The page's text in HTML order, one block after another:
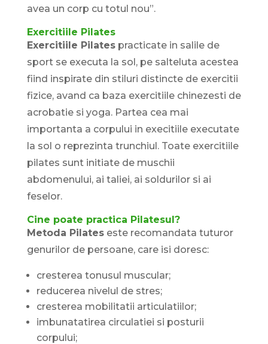
avea un corp cu totul nou”.
Exercitiile Pilates
Exercitiile Pilatespracticate in salile de
sport se executa la sol, pe salteluta acestea
fiind inspirate din stiluri distincte de exercitii
fizice, avand ca baza exercitiile chinezesti de
acrobatie si yoga. Partea cea mai
importanta a corpului in execitiile executate
la sol o reprezinta trunchiul. Toate exercitiile
pilates sunt initiate de muschii
abdomenului, ai taliei, ai soldurilor si ai
feselor.
Cine poate practica Pilatesul?
Metoda Pilateseste recomandata tuturor
genurilor de persoane, care isi doresc:
cresterea tonusul muscular;
reducerea nivelul de stres;
cresterea mobilitatii articulatiilor;
imbunatatirea circulatiei si posturii
corpului;